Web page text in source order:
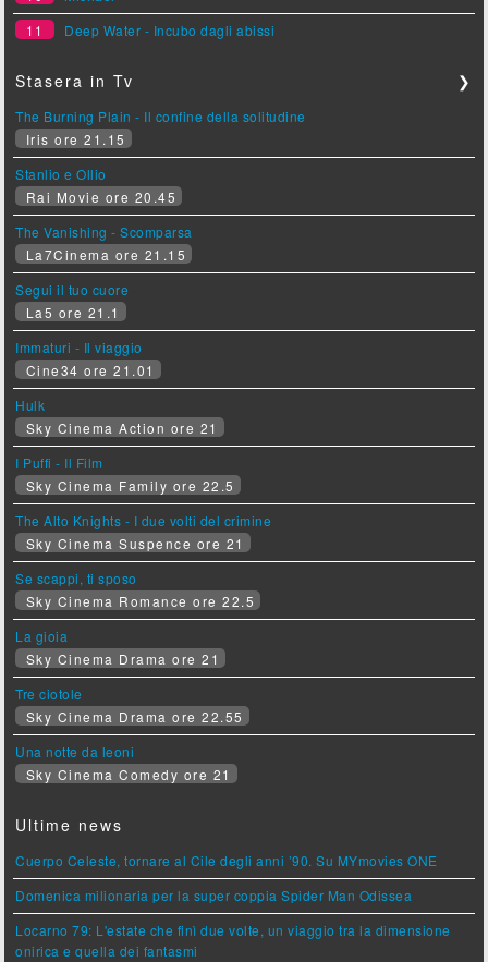
11
Deep Water - Incubo dagli abissi
Stasera in Tv ❯
The Burning Plain - Il confine della solitudine
Iris ore 21.15
Stanlio e Ollio
Rai Movie ore 20.45
The Vanishing - Scomparsa
La7Cinema ore 21.15
Segui il tuo cuore
La5 ore 21.1
Immaturi - Il viaggio
Cine34 ore 21.01
Hulk
Sky Cinema Action ore 21
I Puffi - Il Film
Sky Cinema Family ore 22.5
The Alto Knights - I due volti del crimine
Sky Cinema Suspence ore 21
Se scappi, ti sposo
Sky Cinema Romance ore 22.5
La gioia
Sky Cinema Drama ore 21
Tre ciotole
Sky Cinema Drama ore 22.55
Una notte da leoni
Sky Cinema Comedy ore 21
Ultime news
Cuerpo Celeste, tornare al Cile degli anni ’90. Su MYmovies ONE
Domenica milionaria per la super coppia Spider Man Odissea
Locarno 79: L'estate che finì due volte, un viaggio tra la dimensione
onirica e quella dei fantasmi